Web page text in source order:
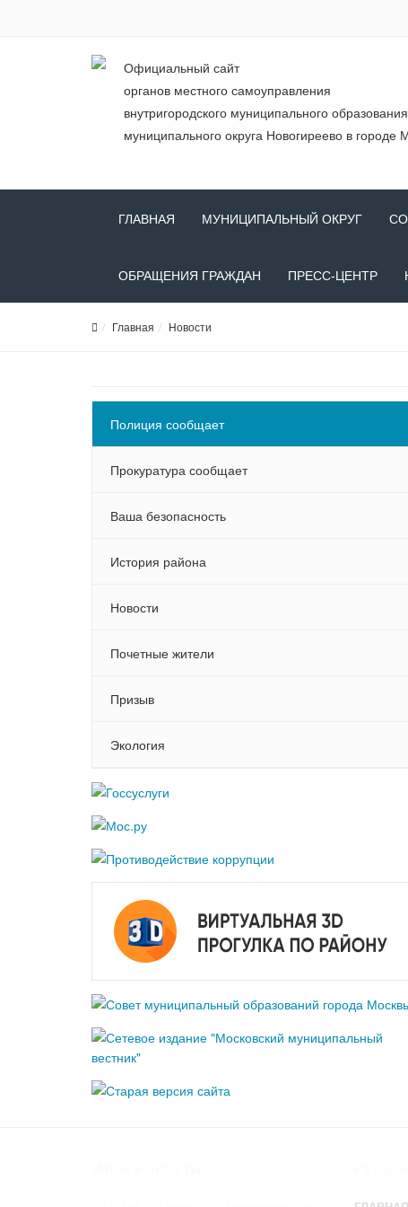
Официальный сайт
органов местного самоуправления
внутригородского муниципального
муниципального округа Новогиреево в городе
ГЛАВНАЯ МУНИЦИПАЛЬНЫЙ ОКРУГ
ОБРАЩЕНИЯ ГРАЖДАН ПРЕСС-ЦЕНТР
Главная Новости
Полиция сообщает
Прокуратура сообщает
Ваша безопасность
История района
Новости
Почетные жители
Призыв
Экология